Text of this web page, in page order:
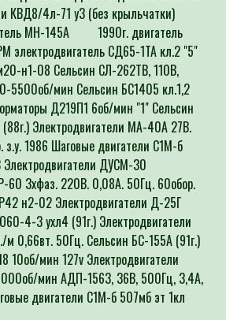
КВД8/4л-71 у3 (без крыльчатки)
МН-145А 1990г. двигатель
СД65-1ТА кл.2 "5"
н1-08 Сельсин СЛ-262ТВ, 110В,
5500об/мин Сельсин БС1405 кл.1,2
Д219П1 6об/мин "1" Сельсин
Электродвигатели МА-40А 27В.
з.у. 1986 Шаговые двигатели С1М-б
ДУСМ-30
60 3хфаз. 220В. 0,08А. 50Гц. 60обор.
н2-02 Электродвигатели Д-25Г
4-3 ухл4 (91г.) Электродвигатели
0,66вт. 50Гц. Сельсин БС-155А (91г.)
10об/мин 127v Электродвигатели
мин АДП-1563, 36В, 500Гц, 3,4А,
двигатели С1М-б 507мб эт 1кл